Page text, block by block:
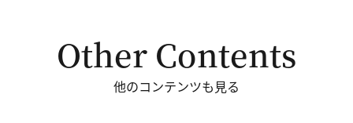
Other Contents
他のコンテンツも見る